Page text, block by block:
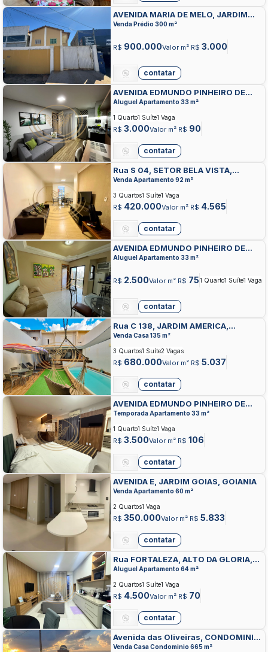
AVENIDA MARIA DE MELO, JARDIM
SANTA CECILIA, GOIANIA
Venda Prédio 300 m²
R$ 900.000Valor m² R$ 3.000
contatar
AVENIDA EDMUNDO PINHEIRO DE
ABREU, SETOR BELA VISTA, GOIANIA
Aluguel Apartamento 33 m²
R$ 3.000Valor m² R$ 90
1 Quarto1 Suíte1 Vaga
contatar
Rua S 04, SETOR BELA VISTA,
GOIANIA
Venda Apartamento 92 m²
R$ 420.000Valor m² R$ 4.565
3 Quartos1 Suíte1 Vaga
contatar
AVENIDA EDMUNDO PINHEIRO DE
ABREU, SETOR BELA VISTA, GOIANIA
Aluguel Apartamento 33 m²
R$ 2.500Valor m² R$ 751 Quarto1 Suíte1 Vaga
contatar
Rua C 138, JARDIM AMERICA,
GOIANIA
Venda Casa 135 m²
R$ 680.000Valor m² R$ 5.037
3 Quartos1 Suíte2 Vagas
contatar
AVENIDA EDMUNDO PINHEIRO DE
ABREU, SETOR BELA VISTA, GOIANIA
Temporada Apartamento 33 m²
R$ 3.500Valor m² R$ 106
1 Quarto1 Suíte1 Vaga
contatar
AVENIDA E, JARDIM GOIAS, GOIANIA
Venda Apartamento 60 m²
R$ 350.000Valor m² R$ 5.833
2 Quartos1 Vaga
contatar
Rua FORTALEZA, ALTO DA GLORIA,
GOIANIA
Aluguel Apartamento 64 m²
R$ 4.500Valor m² R$ 70
2 Quartos1 Suíte1 Vaga
contatar
Avenida das Oliveiras, CONDOMINIO
ECOLOGICO MANSOES MORUMBI,
Venda Casa Condominio 665 m²